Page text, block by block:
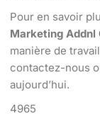
Pour en savoir
Marketing Addnl
manière de
contactez-nous
aujourd’hui.
4965